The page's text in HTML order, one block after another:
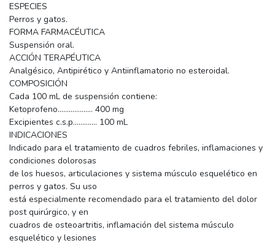
ESPECIES
Perros y gatos.
FORMA FARMACÉUTICA
Suspensión oral.
ACCIÓN TERAPÉUTICA
Analgésico, Antipirético y Antiinflamatorio no esteroidal.
COMPOSICIÓN
Cada 100 mL de suspensión contiene:
Ketoprofeno................... 400 mg
Excipientes c.s.p............. 100 mL
INDICACIONES
Indicado para el tratamiento de cuadros febriles, inflamaciones y
condiciones dolorosas
de los huesos, articulaciones y sistema músculo esquelético en
perros y gatos. Su uso
está especialmente recomendado para el tratamiento del dolor
post quirúrgico, y en
cuadros de osteoartritis, inflamación del sistema músculo
esquelético y lesiones